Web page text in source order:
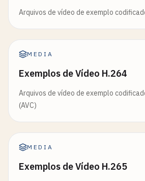
Arquivos de vídeo de exemplo
MEDIA
Exemplos de Vídeo H.264
Arquivos de vídeo de exemplo
(AVC)
MEDIA
Exemplos de Vídeo H.265